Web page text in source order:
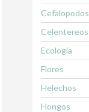
Cefalopodos
Celentereos
Ecología
Flores
Helechos
Hongos